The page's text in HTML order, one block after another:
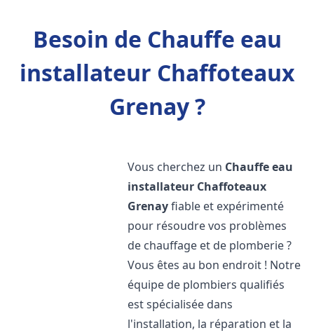
Besoin de Chauffe eau
installateur Chaffoteaux
Grenay ?
Vous cherchez un Chauffe eau
installateur Chaffoteaux
Grenayfiable et expérimenté
pour résoudre vos problèmes
de chauffage et de plomberie ?
Vous êtes au bon endroit ! Notre
équipe de plombiers qualifiés
est spécialisée dans
l'installation, la réparation et la